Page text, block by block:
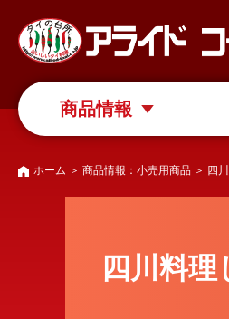
商品情報
ホーム ＞ 商品情報：小売用商品 ＞ 四
四川料